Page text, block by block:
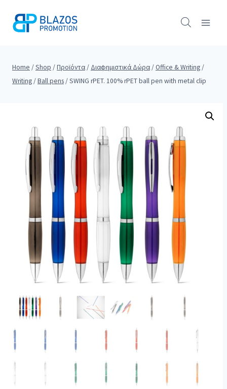
Home /Shop /Προϊόντα / Διαφημιστικά Δώρα /Office & Writing /
Writing /Ball pens /SWING rPET. 100% rPET ball pen with metal clip